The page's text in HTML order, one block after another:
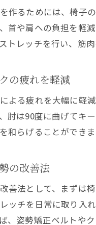
作るためには、椅子
首や肩への負担を軽
トレッチを行い、筋
の疲れを軽減
よる疲れを大幅に軽
肘は90度に曲げてキ
和らげることができ
の改善法
善法として、まずは
ッチを日常に取り入
、姿勢矯正ベルトや